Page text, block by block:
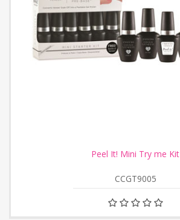
Peel It! Mini Try me Kit
CCGT9005